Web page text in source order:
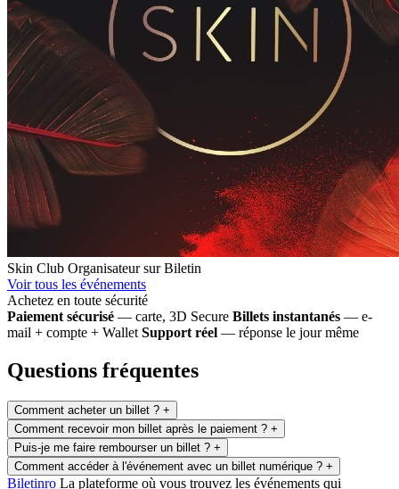
Skin Club Organisateur sur Biletin
Voir tous les événements
Achetez en toute sécurité
Paiement sécurisé — carte, 3D Secure Billets instantanés — e-
mail + compte + Wallet Support réel — réponse le jour même
Questions fréquentes
Comment acheter un billet ? +
Comment recevoir mon billet après le paiement ? +
Puis-je me faire rembourser un billet ? +
Comment accéder à l'événement avec un billet numérique ? +
Biletinro La plateforme où vous trouvez les événements qui